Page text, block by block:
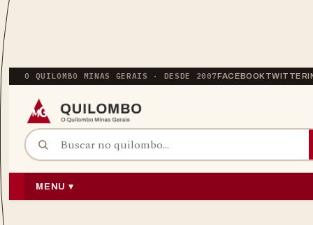
PULAR PARA O CONTEÚDO
O QUILOMBO MINAS GERAIS · DESDE 2007FACEBOOK TWITTER
BUSCAR POR:
MENU ▾